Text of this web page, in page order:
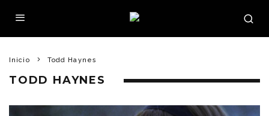
Inicio Todd Haynes
TODD HAYNES